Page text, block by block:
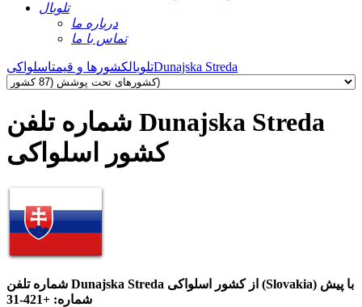
تلوبال
درباره ما
تماس با ما
تلوبالکشورها و قیمتاسلواکی Dunajska Streda
شماره تلفن Dunajska Streda
کشور اسلواکی
شماره تلفن Dunajska Streda از کشور اسلواکی (Slovakia) با پیش
شماره: +421-31